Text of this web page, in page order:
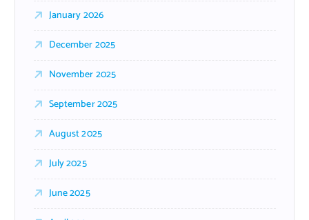
January 2026
December 2025
November 2025
September 2025
August 2025
July 2025
June 2025